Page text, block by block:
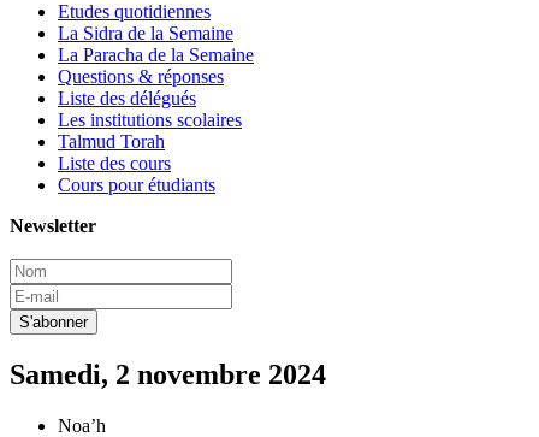
Etudes quotidiennes
La Sidra de la Semaine
La Paracha de la Semaine
Questions & réponses
Liste des délégués
Les institutions scolaires
Talmud Torah
Liste des cours
Cours pour étudiants
Newsletter
Samedi, 2 novembre 2024
Noa’h